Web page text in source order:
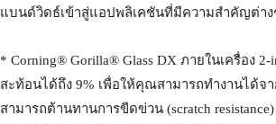
แบนด์วิดธ์เข้าสู่แอปพลิเคชันที่มีความสำคัญต่า
* Corning® Gorilla® Glass DX ภายในเครื่อง
สะท้อนได้ถึง 9% เพื่อให้คุณสามารถทำงานได้
สามารถต้านทานการขีดข่วน (scratch